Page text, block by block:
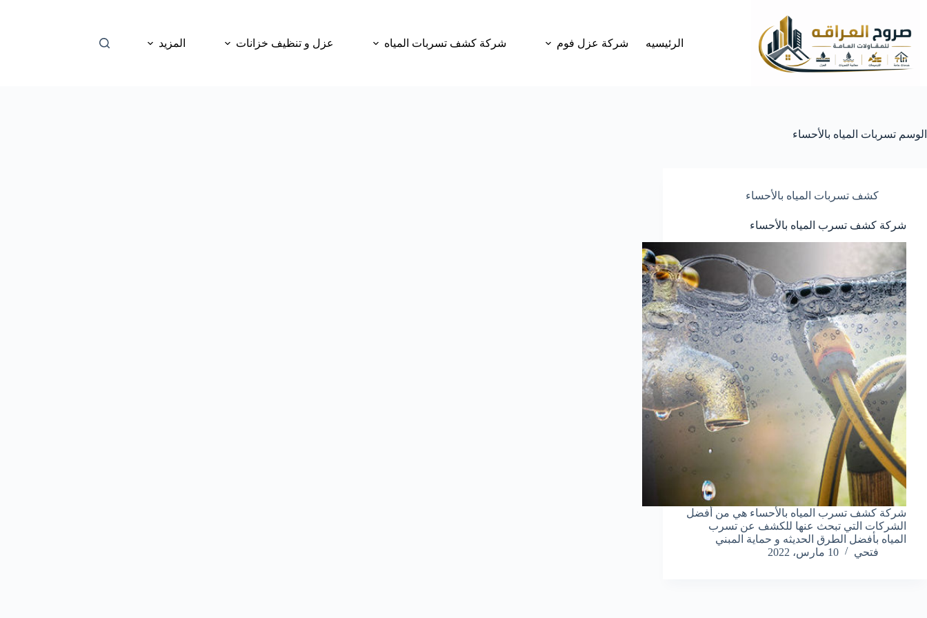
المحتوى
الرئيسيه
شركة عزل فوم شركة كشف تسربات المياه عزل و تنظيف خزانات المزيد
الوسم تسربات المياه بالأحساء
كشف تسربات المياه بالأحساء
شركة كشف تسرب المياه بالأحساء
شركة كشف تسرب المياه بالأحساء هي من أفضل
الشركات التي تبحث عنها للكشف عن تسرب
المياه بأفضل الطرق الحديثه و حماية المبني
فتحي
10 مارس، 2022